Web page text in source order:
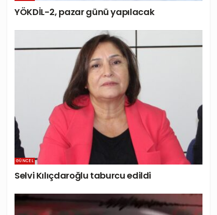
YÖKDİL-2, pazar günü yapılacak
GÜNCEL
Selvi Kılıçdaroğlu taburcu edildi